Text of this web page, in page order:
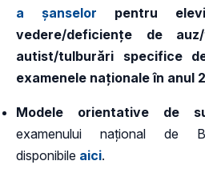
a șanselor pentru
vedere/deficiențe de
autist/tulburări specifice
examenele naționale în anul
Modele orientative de
examenului național de
disponibile aici.​